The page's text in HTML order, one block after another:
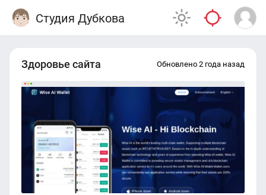
Студия Дубкова
Здоровье сайта Обновлено 2 года назад